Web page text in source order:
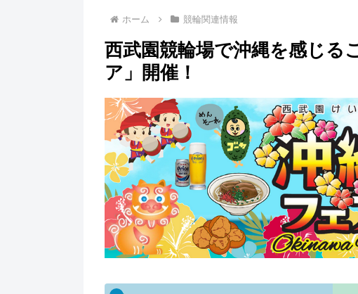
ホーム 競輪関連情報
西武園競輪場で沖縄を感じる
ア」開催！